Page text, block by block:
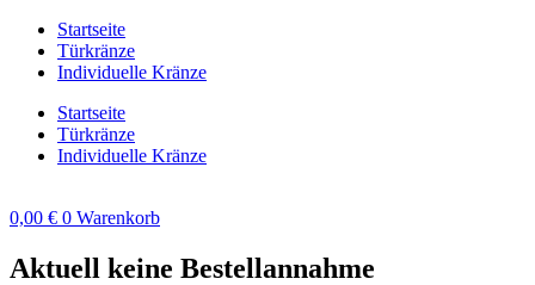
Zum
Inhalt
springen
Startseite
Türkränze
Individuelle Kränze
Startseite
Türkränze
Individuelle Kränze
0,00 € 0 Warenkorb
Aktuell keine Bestellannahme